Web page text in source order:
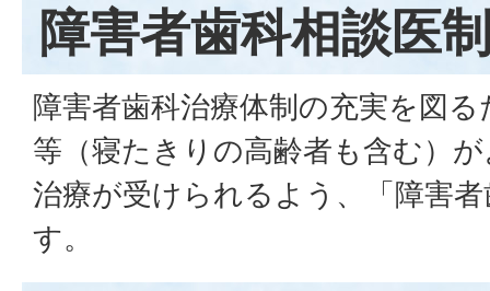
障害者歯科相談医
障害者歯科治療体制の充実を図
等（寝たきりの高齢者も含む）
治療が受けられるよう、「障害
す。